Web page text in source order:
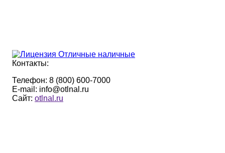
Контакты:
Телефон: 8 (800) 600-7000
E-mail: info@otlnal.ru
Cайт: otlnal.ru